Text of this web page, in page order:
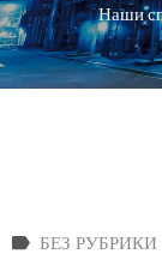
Наши
БЕЗ РУБРИКИ